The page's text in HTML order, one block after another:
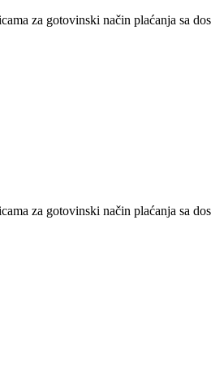
za gotovinski način plaćanja sa
za gotovinski način plaćanja sa